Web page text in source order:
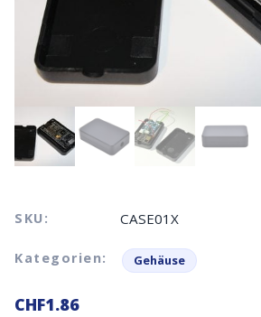
SKU: CASE01X
Kategorien: Gehäuse
CHF1.86